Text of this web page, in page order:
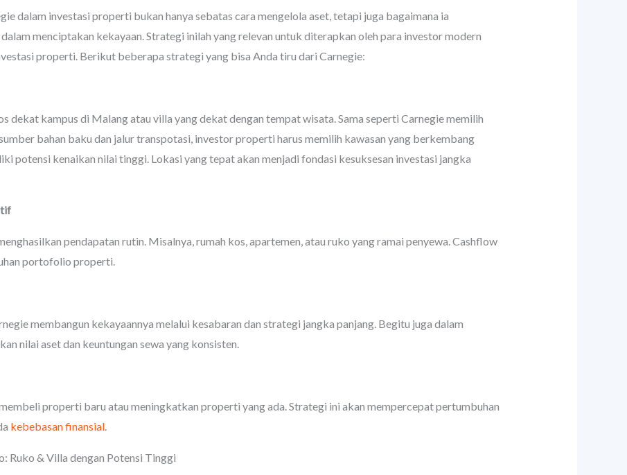
dalam investasi properti bukan hanya sebatas cara mengelola aset, tetapi juga bagaimana ia
menciptakan kekayaan. Strategi inilah yang relevan untuk diterapkan oleh para investor modern
properti. Berikut beberapa strategi yang bisa Anda tiru dari Carnegie:
dekat kampus di Malang atau villa yang dekat dengan tempat wisata. Sama seperti Carnegie memilih
bahan baku dan jalur transpotasi, investor properti harus memilih kawasan yang berkembang
potensi kenaikan nilai tinggi. Lokasi yang tepat akan menjadi fondasi kesuksesan investasi jangka
pendapatan rutin. Misalnya, rumah kos, apartemen, atau ruko yang ramai penyewa. Cashflow
portofolio properti.
membangun kekayaannya melalui kesabaran dan strategi jangka panjang. Begitu juga dalam
nilai aset dan keuntungan sewa yang konsisten.
properti baru atau meningkatkan properti yang ada. Strategi ini akan mempercepat pertumbuhan
kebebasan finansial.
Ruko & Villa dengan Potensi Tinggi